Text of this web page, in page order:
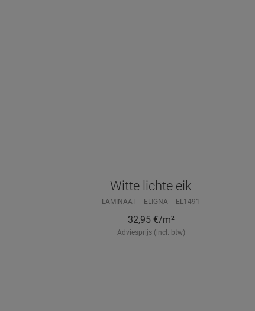
Witte lichte eik
LAMINAAT ELIGNA EL1491
32,95 €/m²
Adviesprijs (incl. btw)